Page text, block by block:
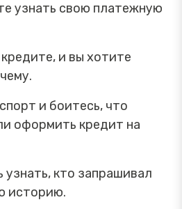
узнать свою платежную
и вы хотите
и боитесь, что
оформить кредит на
узнать, кто запрашивал
историю.